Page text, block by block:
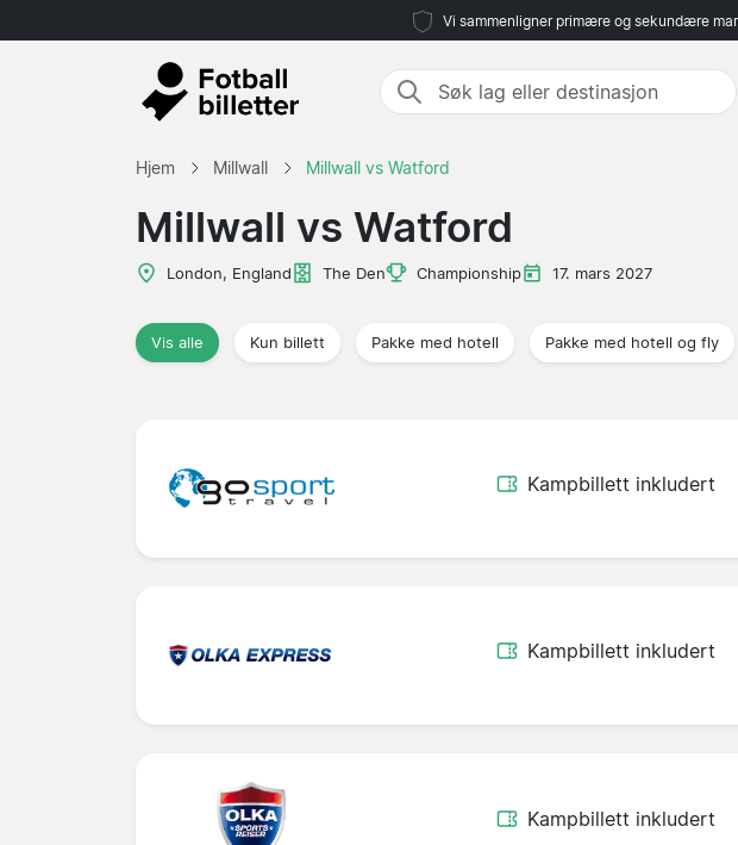
Vi sammenligner primære og sekundære
Hjem Millwall Millwall vs Watford
Millwall vs Watford
London, England The Den Championship 17. mars 2027
Vis alle Kun billett Pakke med hotell Pakke med hotell og fly
Kampbillett inkludert
Kampbillett inkludert
Kampbillett inkludert